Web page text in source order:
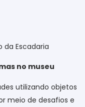
da Escadaria
no museu
utilizando objetos
meio de desafios e